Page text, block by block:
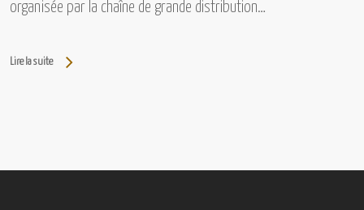
organisée par la chaîne de grande distribution…
Lire la suite